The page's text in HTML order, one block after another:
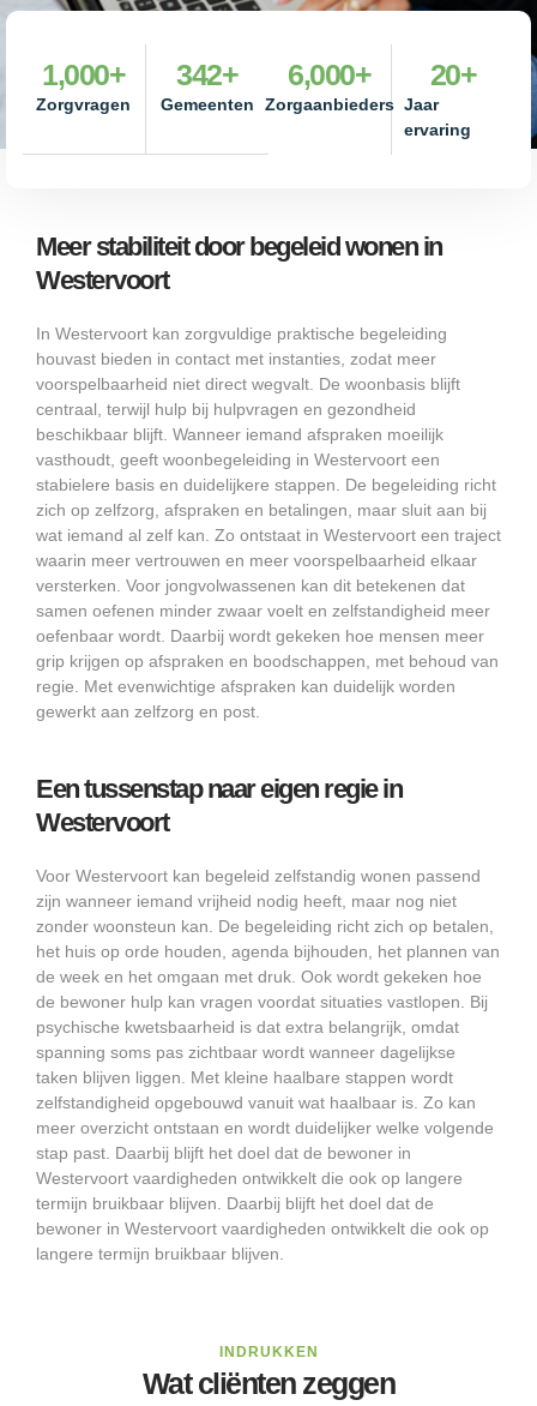
Zorgvragen
1,000+
Gemeenten
342+
Zorgaanbieders
6,000+
Jaar
ervaring
20+
Meer stabiliteit door begeleid wonen in
Westervoort
In Westervoort kan zorgvuldige praktische begeleiding
houvast bieden in contact met instanties, zodat meer
voorspelbaarheid niet direct wegvalt. De woonbasis blijft
centraal, terwijl hulp bij hulpvragen en gezondheid
beschikbaar blijft. Wanneer iemand afspraken moeilijk
vasthoudt, geeft woonbegeleiding in Westervoort een
stabielere basis en duidelijkere stappen. De begeleiding richt
zich op zelfzorg, afspraken en betalingen, maar sluit aan bij
wat iemand al zelf kan. Zo ontstaat in Westervoort een traject
waarin meer vertrouwen en meer voorspelbaarheid elkaar
versterken. Voor jongvolwassenen kan dit betekenen dat
samen oefenen minder zwaar voelt en zelfstandigheid meer
oefenbaar wordt. Daarbij wordt gekeken hoe mensen meer
grip krijgen op afspraken en boodschappen, met behoud van
regie. Met evenwichtige afspraken kan duidelijk worden
gewerkt aan zelfzorg en post.
Een tussenstap naar eigen regie in
Westervoort
Voor Westervoort kan begeleid zelfstandig wonen passend
zijn wanneer iemand vrijheid nodig heeft, maar nog niet
zonder woonsteun kan. De begeleiding richt zich op betalen,
het huis op orde houden, agenda bijhouden, het plannen van
de week en het omgaan met druk. Ook wordt gekeken hoe
de bewoner hulp kan vragen voordat situaties vastlopen. Bij
psychische kwetsbaarheid is dat extra belangrijk, omdat
spanning soms pas zichtbaar wordt wanneer dagelijkse
taken blijven liggen. Met kleine haalbare stappen wordt
zelfstandigheid opgebouwd vanuit wat haalbaar is. Zo kan
meer overzicht ontstaan en wordt duidelijker welke volgende
stap past. Daarbij blijft het doel dat de bewoner in
Westervoort vaardigheden ontwikkelt die ook op langere
termijn bruikbaar blijven. Daarbij blijft het doel dat de
bewoner in Westervoort vaardigheden ontwikkelt die ook op
langere termijn bruikbaar blijven.
INDRUKKEN
Wat cliënten zeggen